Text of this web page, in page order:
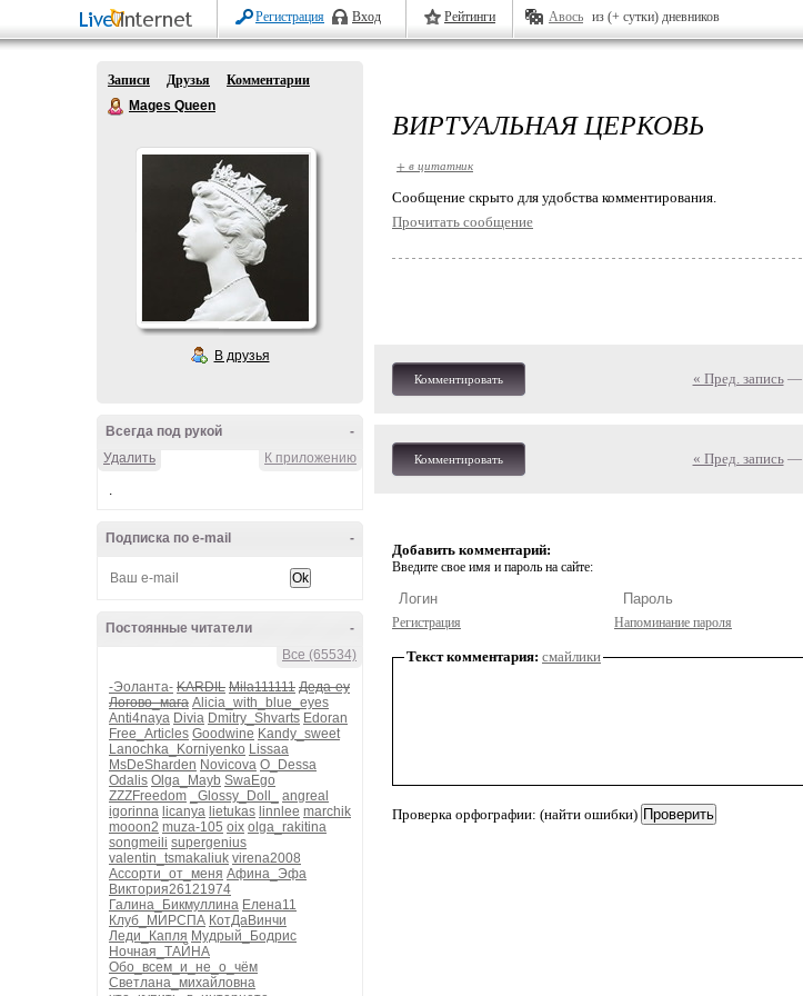
Регистрация Вход Рейтинги Авось из (+ сутки) дневников
Записи Друзья
Комментарии
Mages Queen
В друзья
-
Всегда под рукой
К приложению
Удалить
.
-
Подписка по e-mail
-
Постоянные читатели
Все (65534)
-Эоланта- KARDIL Mila111111 Деда-еу
Логово_мага Alicia_with_blue_eyes
Anti4naya Divia Dmitry_Shvarts Edoran
Free_Articles Goodwine Kandy_sweet
Lanochka_Korniyenko Lissaa
MsDeSharden Novicova O_Dessa
Odalis Olga_Mayb SwaEgo
ZZZFreedom
_Glossy_Doll_
angreal
igorinna licanya lietukas linnlee marchik
mooon2 muza-105 oix olga_rakitina
songmeili supergenius
valentin_tsmakaliuk virena2008
Ассорти_от_меня Афина_Эфа
Виктория26121974
Галина_Бикмуллина Елена11
Клуб_МИРСПА КотДаВинчи
Леди_Капля Мудрый_Бодрис
Ночная_ТАЙНА
Обо_всем_и_не_о_чём
Светлана_михайловна
ВИРТУАЛЬНАЯ ЦЕРКОВЬ
+ в цитатник
Cообщение скрыто для удобства комментирования.
Прочитать сообщение
Комментировать « Пред. запись—
Комментировать « Пред. запись—
Добавить комментарий:
Введите свое имя и пароль на сайте:
Регистрация Напоминание пароля
Текст комментария: смайлики
Проверка орфографии: (найти ошибки)